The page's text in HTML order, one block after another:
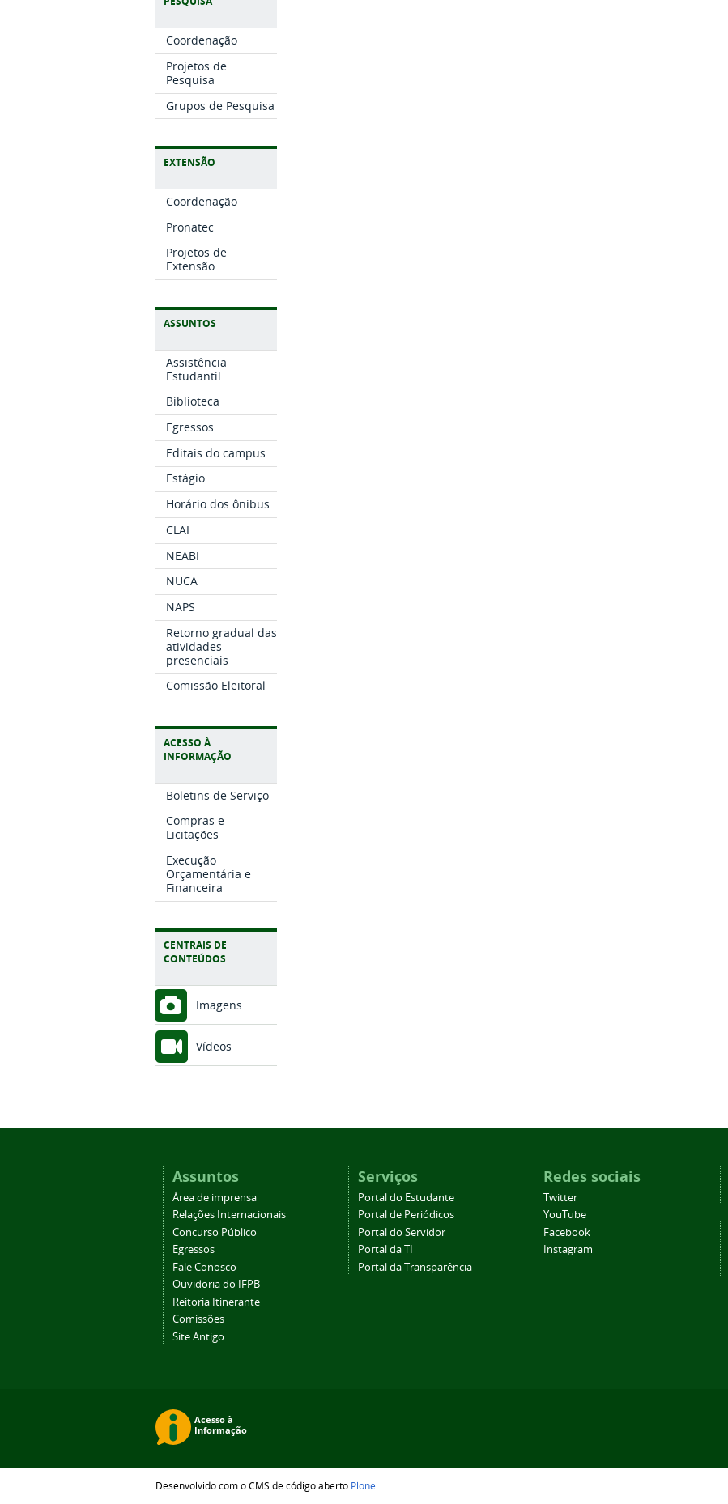
Coordenação
Projetos de
Pesquisa
Grupos de Pesquisa
EXTENSÃO
Coordenação
Pronatec
Projetos de
Extensão
ASSUNTOS
Assistência
Estudantil
Biblioteca
Egressos
Editais do campus
Estágio
Horário dos ônibus
CLAI
NEABI
NUCA
NAPS
Retorno gradual das
atividades
presenciais
Comissão Eleitoral
ACESSO À
INFORMAÇÃO
Boletins de Serviço
Compras e
Licitações
Execução
Orçamentária e
Financeira
CENTRAIS DE
CONTEÚDOS
Imagens
Vídeos
Assuntos
Área de imprensa
Relações Internacionais
Concurso Público
Egressos
Fale Conosco
Ouvidoria do IFPB
Reitoria Itinerante
Comissões
Site Antigo
Serviços
Portal do Estudante
Portal de Periódicos
Portal do Servidor
Portal da TI
Portal da Transparência
Redes sociais
Twitter
YouTube
Facebook
Instagram
Desenvolvido com o CMS de código aberto Plone